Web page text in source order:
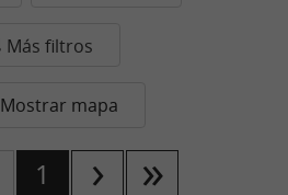
Más filtros
Mostrar mapa
1